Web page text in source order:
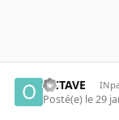
OCTAVE
Posté(e) le 29